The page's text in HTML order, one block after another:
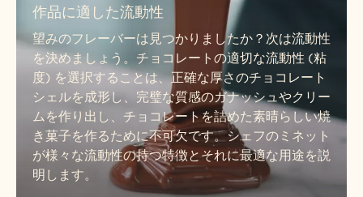
作品に適した流動性
望みのフレーバーは見つかりましたか？次は流動性
を決めましょう。チョコレートの適切な流動性 (粘
度) を選択することは、正確な厚さのチョコレート
シェルを成形し、完璧な質感のガナッシュやクリー
ムを作り出し、チョコレートを詰めた素晴らしい焼
き菓子を作るために不可欠です。シェフのミネット
が様々な流動性の持つ特徴とそれに最適な用途を説
明します。
見